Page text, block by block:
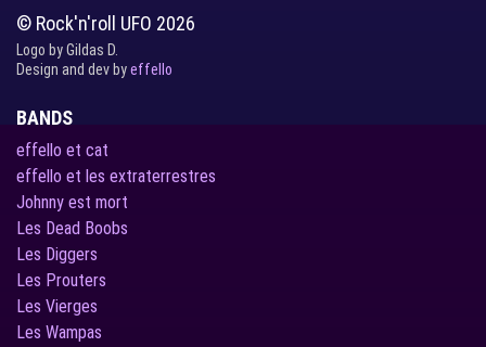
© Rock'n'roll UFO 2026
Logo by Gildas D.
Design and dev byeffello
BANDS
effello et cat
effello et les extraterrestres
Johnny est mort
Les Dead Boobs
Les Diggers
Les Prouters
Les Vierges
Les Wampas